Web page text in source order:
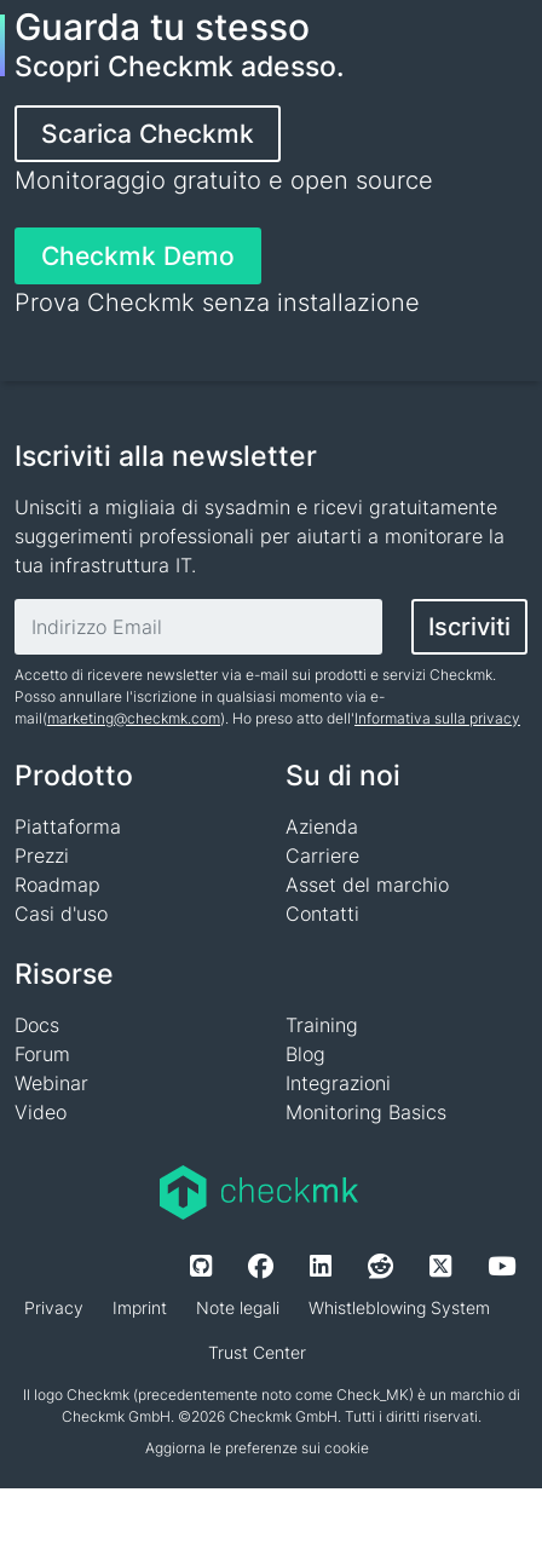
Guarda tu stesso
Scopri Checkmk adesso.
Scarica Checkmk
Monitoraggio gratuito e open source
Checkmk Demo
Prova Checkmk senza installazione
Iscriviti alla newsletter
Unisciti a migliaia di sysadmin e ricevi gratuitamente
suggerimenti professionali per aiutarti a monitorare la
tua infrastruttura IT.
Iscriviti
Accetto di ricevere newsletter via e-mail sui prodotti e servizi Checkmk.
Posso annullare l'iscrizione in qualsiasi momento via e-
mail(marketing@checkmk.com). Ho preso atto dell'Informativa sulla privacy
Prodotto
Piattaforma
Prezzi
Roadmap
Casi d'uso
Risorse
Docs
Forum
Webinar
Video
Training
Blog
Integrazioni
Monitoring Basics
Su di noi
Azienda
Carriere
Asset del marchio
Contatti
Privacy Imprint Note legali Whistleblowing System
Trust Center
Il logo Checkmk (precedentemente noto come Check_MK) è un marchio di
Checkmk GmbH. ©2026 Checkmk GmbH. Tutti i diritti riservati.
Aggiorna le preferenze sui cookie